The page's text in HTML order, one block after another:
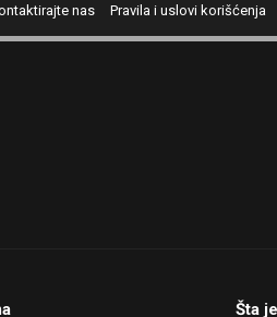
nas Pravila i uslovi korišćenja
Šta